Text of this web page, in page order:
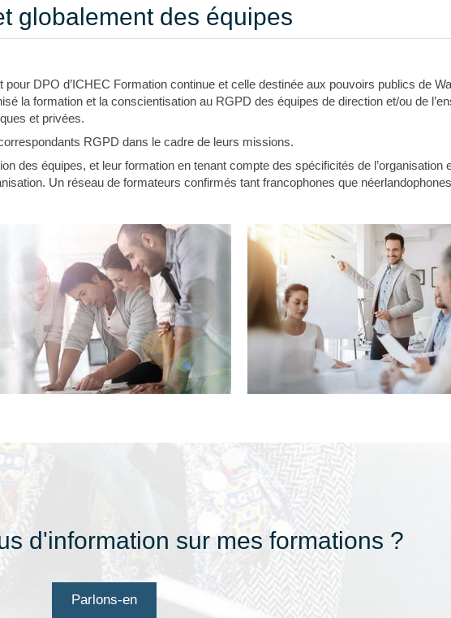
globalement des équipes
DPO d’ICHEC Formation continue et celle destinée aux pouvoirs publics de
la formation et la conscientisation au RGPD des équipes de direction et/ou de
et privées.
RGPD dans le cadre de leurs missions.
des équipes, et leur formation en tenant compte des spécificités de l’organisation
Un réseau de formateurs confirmés tant francophones que
d'information sur mes formations ?
Parlons-en